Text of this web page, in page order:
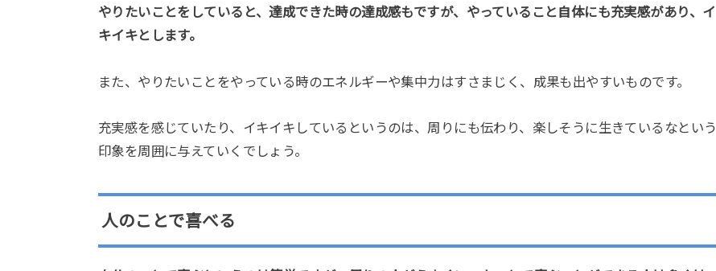
やりたいことをしていると、達成できた時の達成感もですが、やっていること自体にも充実感があり、イ
キイキとします。
また、やりたいことをやっている時のエネルギーや集中力はすさまじく、成果も出やすいものです。
充実感を感じていたり、イキイキしているというのは、周りにも伝わり、楽しそうに生きているなという
印象を周囲に与えていくでしょう。
人のことで喜べる